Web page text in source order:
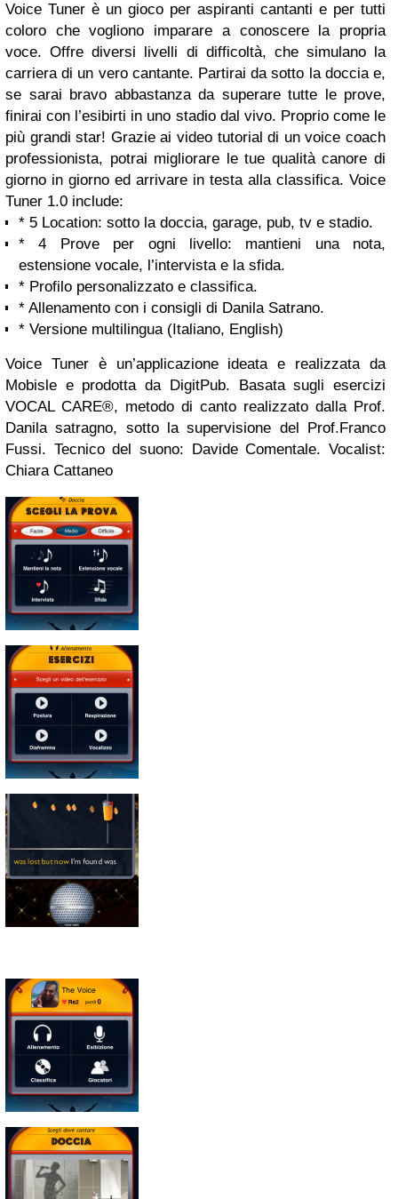
Voice Tuner è un gioco per aspiranti cantanti e per tutti
coloro che vogliono imparare a conoscere la propria
voce. Offre diversi livelli di difficoltà, che simulano la
carriera di un vero cantante. Partirai da sotto la doccia e,
se sarai bravo abbastanza da superare tutte le prove,
finirai con l’esibirti in uno stadio dal vivo. Proprio come le
più grandi star! Grazie ai video tutorial di un voice coach
professionista, potrai migliorare le tue qualità canore di
giorno in giorno ed arrivare in testa alla classifica. Voice
Tuner 1.0 include:
* 5 Location: sotto la doccia, garage, pub, tv e stadio.
* 4 Prove per ogni livello: mantieni una nota,
estensione vocale, l’intervista e la sfida.
* Profilo personalizzato e classifica.
* Allenamento con i consigli di Danila Satrano.
* Versione multilingua (Italiano, English)
Voice Tuner è un’applicazione ideata e realizzata da
Mobisle e prodotta da DigitPub. Basata sugli esercizi
VOCAL CARE®, metodo di canto realizzato dalla Prof.
Danila satragno, sotto la supervisione del Prof.Franco
Fussi. Tecnico del suono: Davide Comentale. Vocalist:
Chiara Cattaneo